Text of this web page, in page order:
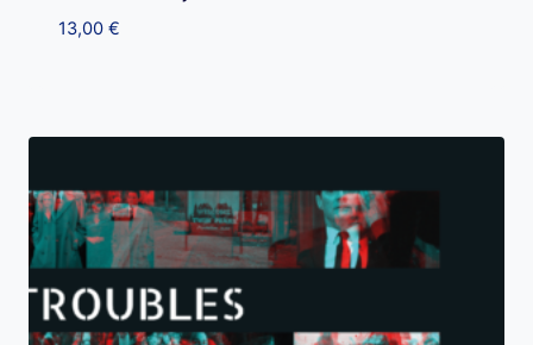
13,00 €